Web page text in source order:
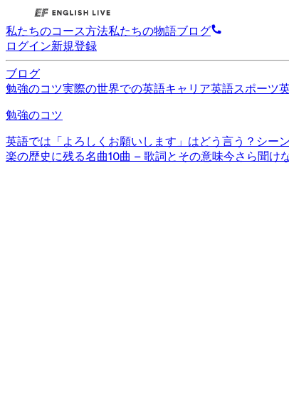
私たちのコース方法私たちの物語ブログ
ログイン新規登録
ブログ
勉強のコツ実際の世界での英語キャリア英語スポーツ
勉強のコツ
英語では「よろしくお願いします」はどう言う？シー
楽の歴史に残る名曲10曲 – 歌詞とその意味今さら聞け